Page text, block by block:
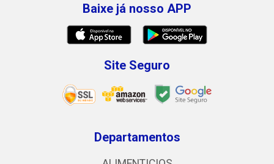
Baixe já nosso APP
Site Seguro
Departamentos